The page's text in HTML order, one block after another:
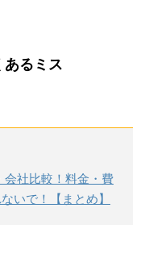
あるミス
会社比較！料金・費
いで！【まとめ】